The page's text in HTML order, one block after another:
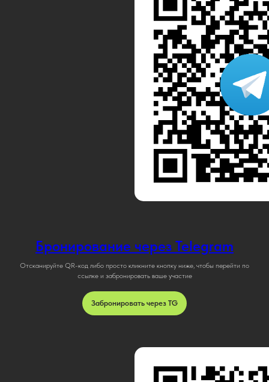
Бронирование через Telegram
Отсканируйте QR-код либо просто кликните кнопку ниже, чтобы перейти по
ссылке и забронировать ваше участие
Забронировать через TG